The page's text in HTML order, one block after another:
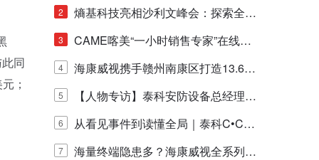
同
；
止认人脸，更认"掌"中静脉！
2
熵基科技亮相沙利文峰会：探索全栈
脑机技术商业化生态新路径
3
CAME喀美“一小时销售专家”在线赋
能培训正式启动！
4
海康威视携手赣州南康区打造13.6公
里绿波网
5
【人物专访】泰科安防设备总经理张
宁解码安防出海新范式
6
从看见事件到读懂全局｜泰科C•CUR
E IQ 3.20开启安防运营智能新时代
7
海量终端隐患多？海康威视全系列物